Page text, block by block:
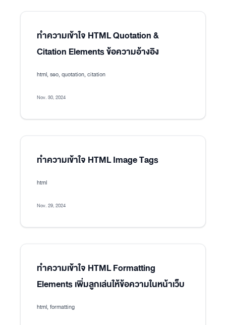
ทำความเข้าใจ HTML Quotation &
Citation Elements ข้อความอ้างอิง
html, seo, quotation, citation
Nov. 30, 2024
ทำความเข้าใจ HTML Image Tags
html
Nov. 29, 2024
ทำความเข้าใจ HTML Formatting
Elements เพิ่มลูกเล่นให้ข้อความในหน้าเว็บ
html, formatting